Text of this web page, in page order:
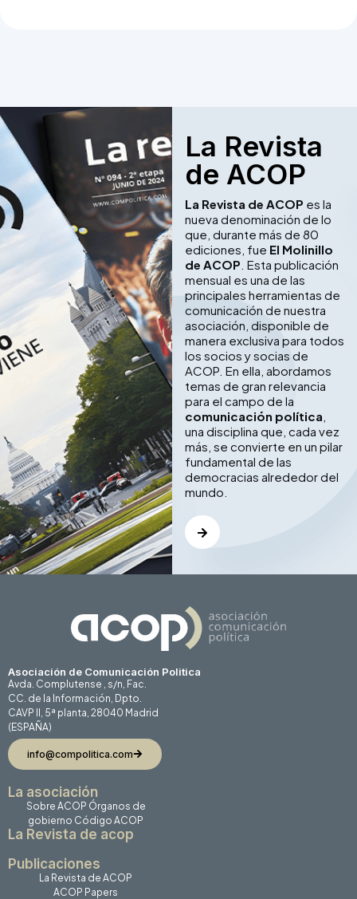
La Revista
de ACOP
La Revista de ACOP es la
nueva denominación de lo
que, durante más de 80
ediciones, fue El Molinillo
de ACOP . Esta publicación
mensual es una de las
principales herramientas de
comunicación de nuestra
asociación, disponible de
manera exclusiva para todos
los socios y socias de
ACOP. En ella, abordamos
temas de gran relevancia
para el campo de la
comunicación política
una disciplina que, cada vez
más, se convierte en un pilar
fundamental de las
democracias alrededor del
mundo.
Asociación de Comunicación Politica
Avda. Complutense , s/n, Fac.
CC. de la Información, Dpto.
CAVP II, 5ª planta, 28040 Madrid
(ESPAÑA)
info@compolitica.com
La asociación
Sobre ACOP Órganos de
gobierno Código ACOP
La Revista de acop
Publicaciones
La Revista de ACOP
ACOP Papers